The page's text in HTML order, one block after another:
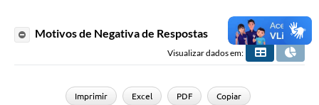
Motivos de Negativa de Respostas
Visualizar dados em:
Imprimir Excel PDF Copiar